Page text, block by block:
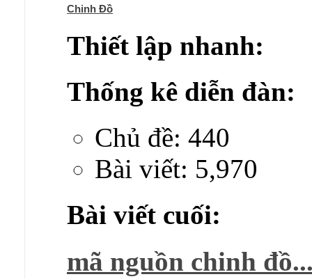
Chinh Đồ
Thiết lập nhanh:
Thống kê diễn đàn:
Chủ đề: 440
Bài viết: 5,970
Bài viết cuối:
mã nguồn chinh